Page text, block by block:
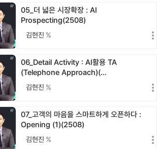
05_더 넓은 시장확장 : AI
Prospecting(2508)
김현진 %
06_Detail Activity : AI활용 TA
(Telephone Approach)(…
김현진 %
07_고객의 마음을 스마트하게 오픈하다 :
Opening (1)(2508)
김현진 %